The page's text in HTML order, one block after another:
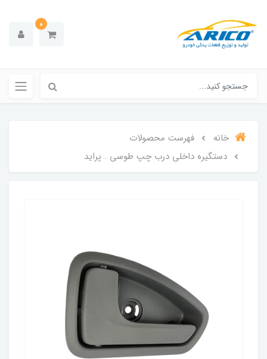
0
خانه
فهرست محصولات
دستگیره داخلی درب چپ طوسی . پراید